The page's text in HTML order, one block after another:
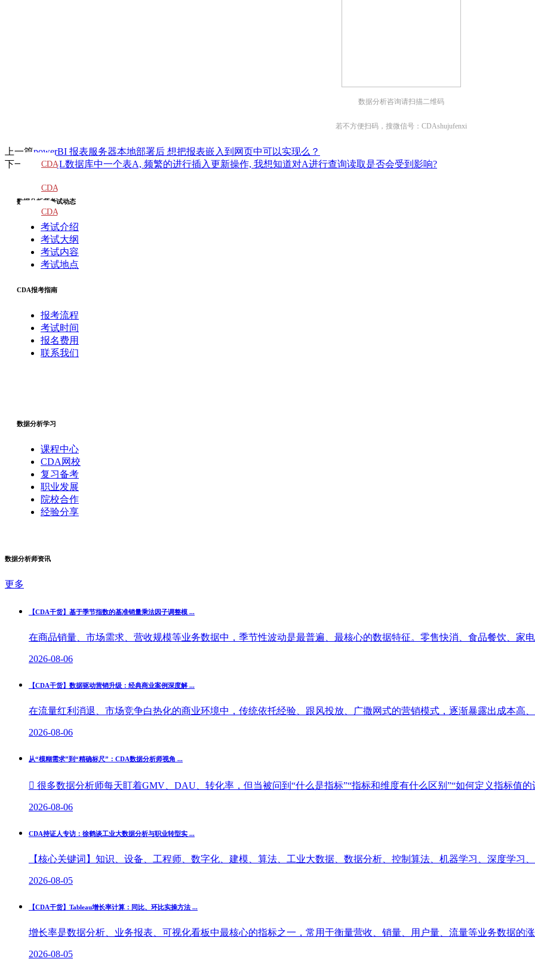
数据分析咨询请扫描二维码
若不方便扫码，搜微信号：CDAshujufenxi
上一篇powerBI 报表服务器本地部署后 想把报表嵌入到网页中可以实现么？
下一篇
MySQL数据库中一个表A, 频繁的进行插入更新操作, 我想知道对A进行查询读取是否会受到影响?
数据分析师考试动态
考试介绍
考试大纲
考试内容
考试地点
CDA报考指南
报考流程
考试时间
报名费用
联系我们
数据分析学习
课程中心
CDA网校
复习备考
职业发展
院校合作
经验分享
数据分析师资讯
更多
【CDA干货】基于季节指数的基准销量乘法因子调整模 ...
在商品销量、市场需求、营收规模等业务数据中，季节性波动是最普遍、最核心的数据特征。零售快消、食品餐饮、家
2026-08-06
【CDA干货】数据驱动营销升级：经典商业案例深度解 ...
在流量红利消退、市场竞争白热化的商业环境中，传统依托经验、跟风投放、广撒网式的营销模式，逐渐暴露出成本高
2026-08-06
从“模糊需求”到“精确标尺”：CDA数据分析师视角 ...
 很多数据分析师每天盯着GMV、DAU、转化率，但当被问到“什么是指标”“指标和维度有什么区别”“如何定义指标值的
2026-08-06
CDA持证人专访：徐鹤谈工业大数据分析与职业转型实 ...
【核心关键词】知识、设备、工程师、数字化、建模、算法、工业大数据、数据分析、控制算法、机器学习、深度学习
2026-08-05
【CDA干货】Tableau增长率计算：同比、环比实操方法 ...
增长率是数据分析、业务报表、可视化看板中最核心的指标之一，常用于衡量营收、销量、用户量、流量等业务数据的
2026-08-05
CDA
教材
CDA
题库
CDA
大纲